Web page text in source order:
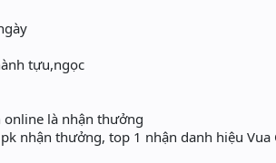
tựu,ngọc
online là nhận thưởng
nhận thưởng, top 1 nhận danh hiệu